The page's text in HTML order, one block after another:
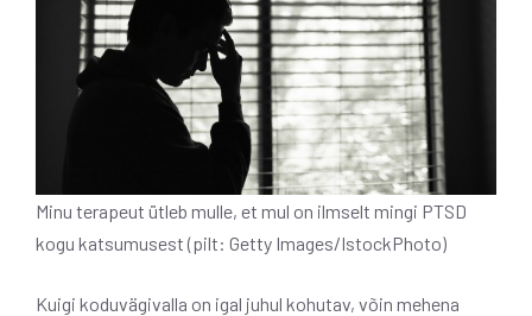
Minu terapeut ütleb mulle, et mul on ilmselt mingi PTSD
kogu katsumusest (pilt: Getty Images/IstockPhoto)
Kuigi koduvägivalla on igal juhul kohutav, võin mehena